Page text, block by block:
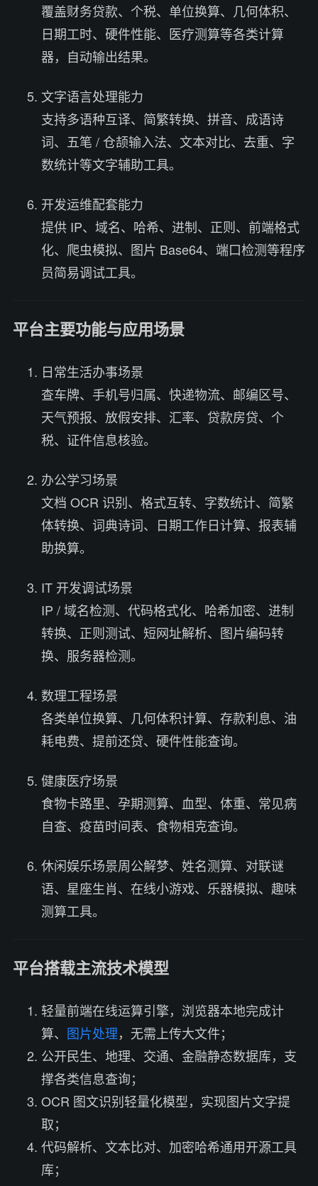
覆盖财务贷款、个税、单位换算、几何体积、
日期工时、硬件性能、医疗测算等各类计算
器，自动输出结果。
文字语言处理能力
支持多语种互译、简繁转换、拼音、成语诗
词、五笔 / 仓颉输入法、文本对比、去重、字
数统计等文字辅助工具。
开发运维配套能力
提供 IP、域名、哈希、进制、正则、前端格式
化、爬虫模拟、图片 Base64、端口检测等程序
员简易调试工具。
平台主要功能与应用场景
日常生活办事场景
查车牌、手机号归属、快递物流、邮编区号、
天气预报、放假安排、汇率、贷款房贷、个
税、证件信息核验。
办公学习场景
文档 OCR 识别、格式互转、字数统计、简繁
体转换、词典诗词、日期工作日计算、报表辅
助换算。
IT 开发调试场景
IP / 域名检测、代码格式化、哈希加密、进制
转换、正则测试、短网址解析、图片编码转
换、服务器检测。
数理工程场景
各类单位换算、几何体积计算、存款利息、油
耗电费、提前还贷、硬件性能查询。
健康医疗场景
食物卡路里、孕期测算、血型、体重、常见病
自查、疫苗时间表、食物相克查询。
休闲娱乐场景周公解梦、姓名测算、对联谜
语、星座生肖、在线小游戏、乐器模拟、趣味
测算工具。
平台搭载主流技术模型
轻量前端在线运算引擎，浏览器本地完成计
算、 图片处理，无需上传大文件；
公开民生、地理、交通、金融静态数据库，支
撑各类信息查询；
OCR 图文识别轻量化模型，实现图片文字提
取；
代码解析、文本比对、加密哈希通用开源工具
库；